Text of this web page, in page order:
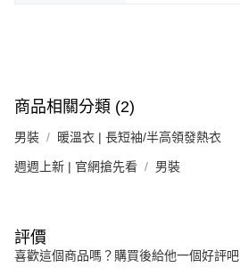
商品相關分類 (2)
男裝 暖溫衣 | 長短袖/半高領發熱衣
週週上新 | 官網搶先看 男裝
評價
喜歡這個商品嗎？購買後給他一個好評吧